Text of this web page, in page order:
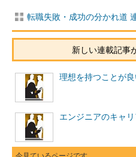
行っているのか。これが大事な
うに話す人事担当者は少なくあ
つまり新卒と中途の差とは、
のビジョンを明確にし、自ら行
と口にするのは簡単ですが、実
す。
実際にあった面接の分かれ道
ある大手システムインテグレ
転職失敗・成功の分かれ道
新しい連載記事
理想を持つことが
エンジニアのキャ